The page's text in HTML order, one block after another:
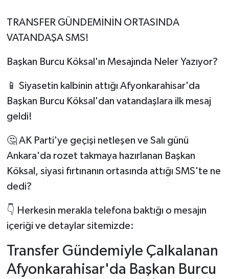
TRANSFER GÜNDEMİNİN ORTASINDA
VATANDAŞA SMS!
Başkan Burcu Köksal'ın Mesajında Neler Yazıyor?
📱 Siyasetin kalbinin attığı Afyonkarahisar'da
Başkan Burcu Köksal'dan vatandaşlara ilk mesaj
geldi!
🤔 AK Parti'ye geçişi netleşen ve Salı günü
Ankara'da rozet takmaya hazırlanan Başkan
Köksal, siyasi fırtınanın ortasında attığı SMS'te ne
dedi?
👇 Herkesin merakla telefona baktığı o mesajın
içeriği ve detaylar sitemizde:
Transfer Gündemiyle Çalkalanan
Afyonkarahisar'da Başkan Burcu